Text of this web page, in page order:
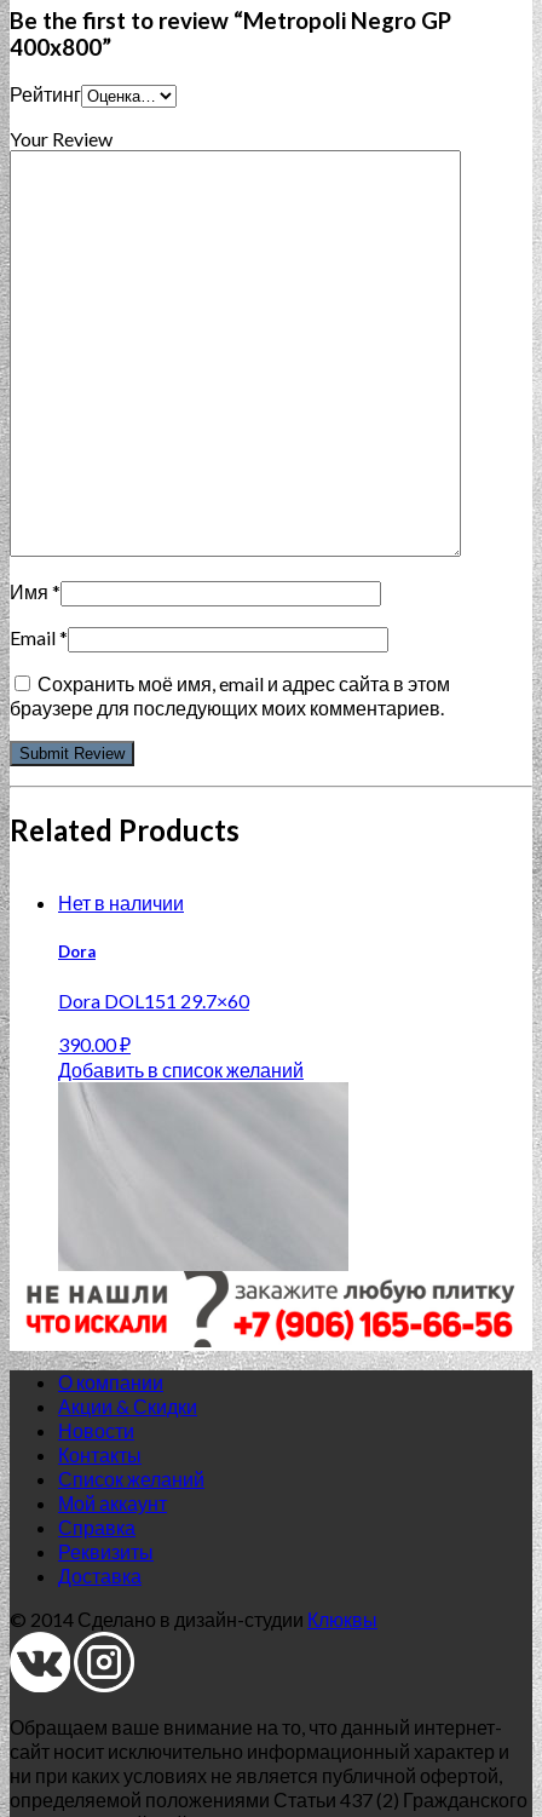
Be the first to review “Metropoli Negro GP
400x800”
Рейтинг
Your Review
Имя *
Email*
Сохранить моё имя, email и адрес сайта в этом
браузере для последующих моих комментариев.
Related Products
Нет в наличии
Dora
Dora DOL151 29.7×60
390.00₽
Добавить в список желаний
Нет в наличии
AGAT
AGAT BLUE 42.0*42.0
О компании
Акции & Скидки
Новости
Контакты
Список желаний
Мой аккаунт
Справка
Реквизиты
Доставка
© 2014 Сделано в дизайн-студии Клюквы
Обращаем ваше внимание на то, что данный интернет-
сайт носит исключительно информационный характер и
ни при каких условиях не является публичной офертой,
определяемой положениями Статьи 437 (2) Гражданского